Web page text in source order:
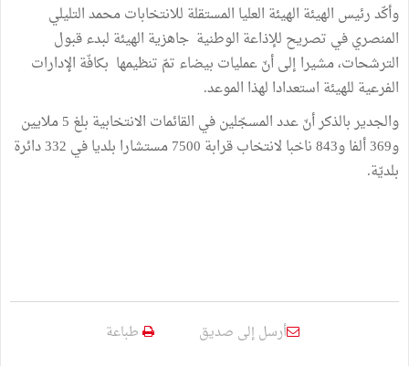
وأكّد رئيس الهيئة الهيئة العليا المستقلة للانتخابات محمد التليلي
المنصري في تصريح للإذاعة الوطنية جاهزية الهيئة لبدء قبول
الترشحات، مشيرا إلى أنّ عمليات بيضاء تمّ تنظيمها بكافّة الإدارات
الفرعية للهيئة استعدادا لهذا الموعد.
والجدير بالذكر أنّ عدد المسجّلين في القائمات الانتخابية بلغ 5 ملايين
و369 ألفا و843 ناخبا لانتخاب قرابة 7500 مستشارا بلديا في 332 دائرة
بلديّة.
أرسل إلى صديق طباعة